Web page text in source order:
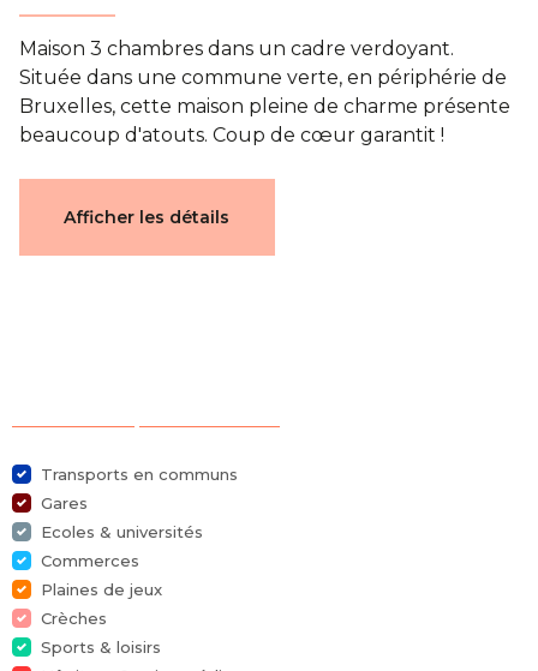
Maison 3 chambres dans un cadre verdoyant.
Située dans une commune verte, en périphérie de
Bruxelles, cette maison pleine de charme présente
beaucoup d'atouts. Coup de cœur garantit !
Caractéristiques
Nombre de salles de bain
Jardin
Garage
Parking
Afficher les détails
Transports en communs
Gares
Ecoles & universités
Commerces
Plaines de jeux
Crèches
Sports & loisirs